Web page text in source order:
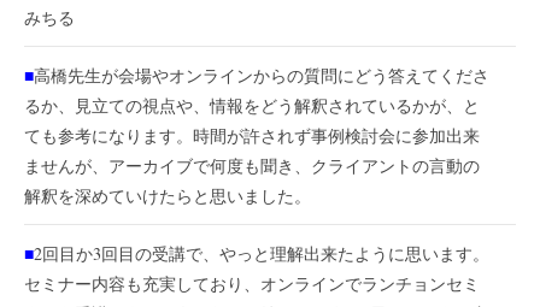
みちる
■高橋先生が会場やオンラインからの質問にどう答えてくださ
るか、見立ての視点や、情報をどう解釈されているかが、と
ても参考になります。時間が許されず事例検討会に参加出来
ませんが、アーカイブで何度も聞き、クライアントの言動の
解釈を深めていけたらと思いました。
■2回目か3回目の受講で、やっと理解出来たように思います。
セミナー内容も充実しており、オンラインでランチョンセミ